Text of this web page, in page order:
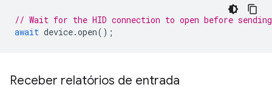
// Wait for the HID connection to open before
await device.open();
Receber relatórios de entrada